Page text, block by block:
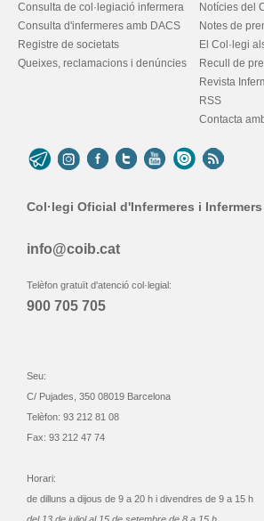
Consulta de col·legiació infermera
Consulta d'infermeres amb DACS
Registre de societats
Queixes, reclamacions i denúncies
Notícies del
Notes de
El Col·legi
Recull de
Revista
RSS
Contacta
Col·legi Oficial d'Infermeres i
info@coib.cat
Telèfon gratuït d'atenció col·legial:
900 705 705
Seu:
C/ Pujades, 350 08019 Barcelona
Telèfon: 93 212 81 08
Fax: 93 212 47 74
Horari:
de dilluns a dijous de 9 a 20 h i divendres de 9 a 15 h